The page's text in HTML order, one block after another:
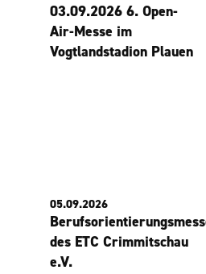
03.09.2026 6. Open-
Air-Messe im
Vogtlandstadion Plauen
05.09.2026
des ETC Crimmitschau
e.V.